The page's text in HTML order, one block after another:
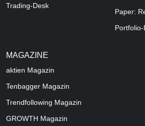
Trading-Desk
Paper:
MAGAZINE
aktien Magazin
Tenbagger Magazin
Trendfollowing Magazin
GROWTH Magazin